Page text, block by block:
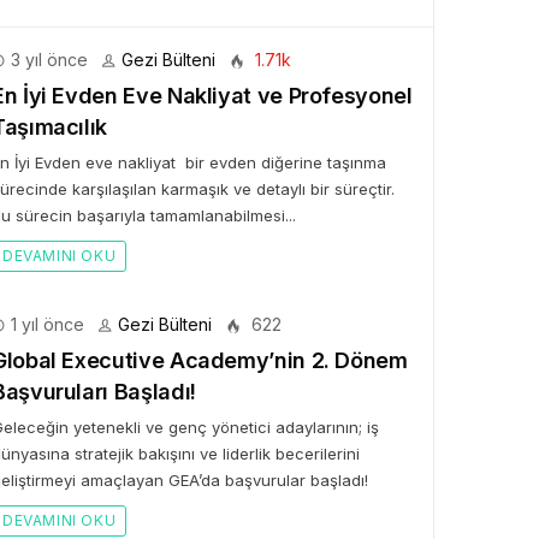
3 yıl önce Gezi Bülteni 1.71k
İyi Evden Eve Nakliyat ve Profesyonel
İyi Evden eve nakliyat bir evden diğerine taşınma
karşılaşılan karmaşık ve detaylı bir süreçtir.
sürecin başarıyla tamamlanabilmesi...
DEVAMINI OKU
1 yıl önce Gezi Bülteni 622
Executive Academy’nin 2. Dönem
Başladı!
yetenekli ve genç yönetici adaylarının; iş
stratejik bakışını ve liderlik becerilerini
amaçlayan GEA’da başvurular başladı!
DEVAMINI OKU
Bülteni 1 ay önce
Rezervasyon!” ile
Elma’ya Uzanan
Hikâyesi